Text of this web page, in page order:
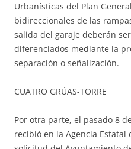
Urbanísticas del Plan
bidireccionales de las
salida del garaje deberán
diferenciados mediante la
separación o señalización.
CUATRO GRÚAS-TORRE
Por otra parte, el pasado 8
recibió en la Agencia Estatal